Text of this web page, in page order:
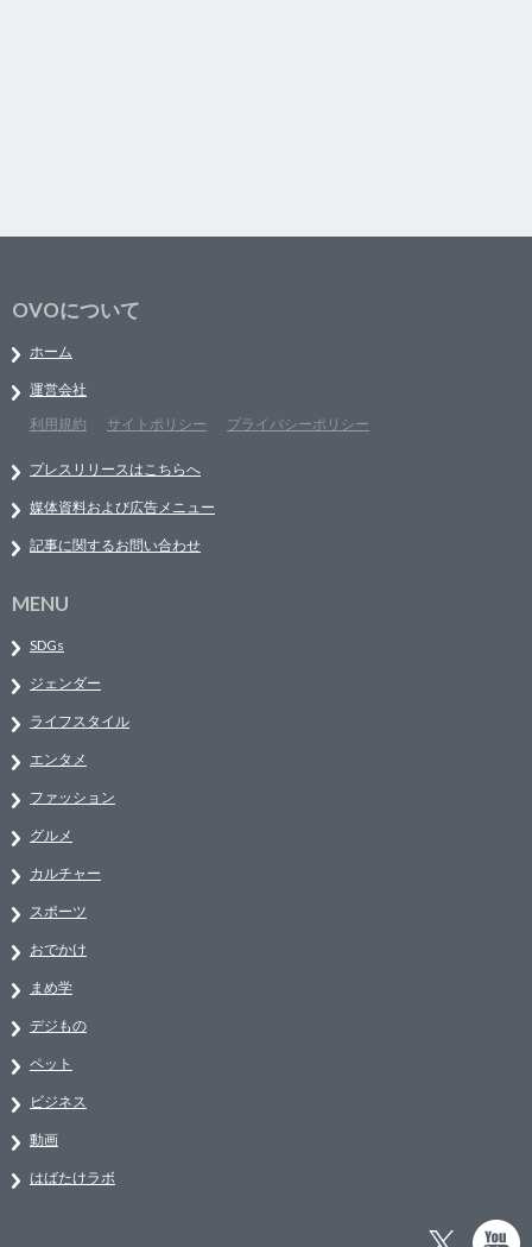
OVOについて
ホーム
運営会社
利用規約
サイトポリシー プライバシーポリシー
プレスリリースはこちらへ
媒体資料および広告メニュー
記事に関するお問い合わせ
MENU
SDGs
ジェンダー
ライフスタイル
エンタメ
ファッション
グルメ
カルチャー
スポーツ
おでかけ
まめ学
デジもの
ペット
ビジネス
動画
はばたけラボ